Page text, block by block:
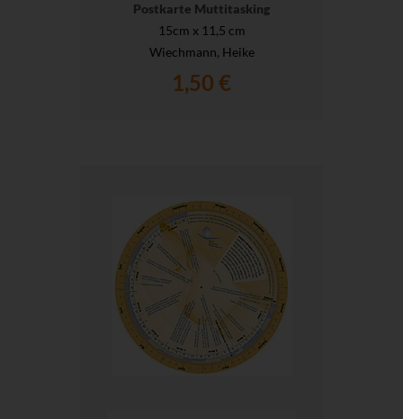
Postkarte Muttitasking
15cm x 11,5 cm
Wiechmann, Heike
1,50 €